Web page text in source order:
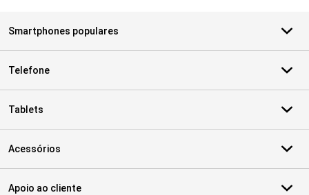
Smartphones populares
Telefone
Tablets
Acessórios
Apoio ao cliente